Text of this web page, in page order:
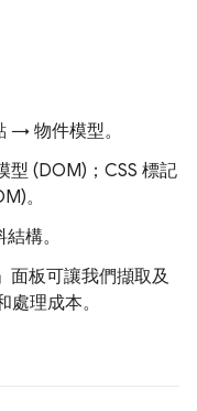
物件模型。
型 (DOM)；CSS 標記
。
構。
面板可讓我們擷取及
理成本。